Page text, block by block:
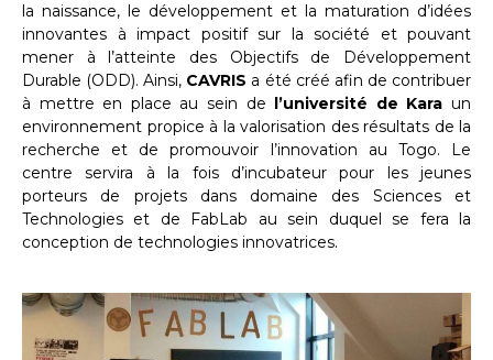
la naissance, le développement et la maturation d’idées
innovantes à impact positif sur la société et pouvant
mener à l’atteinte des Objectifs de Développement
Durable (ODD). Ainsi, CAVRIS a été créé afin de contribuer
à mettre en place au sein de
l’université de Kara un
environnement propice à la valorisation des résultats de la
recherche et de promouvoir l’innovation au Togo. Le
centre servira à la fois d’incubateur pour les jeunes
porteurs de projets dans domaine des Sciences et
Technologies et de FabLab au sein duquel se fera la
conception de technologies innovatrices.